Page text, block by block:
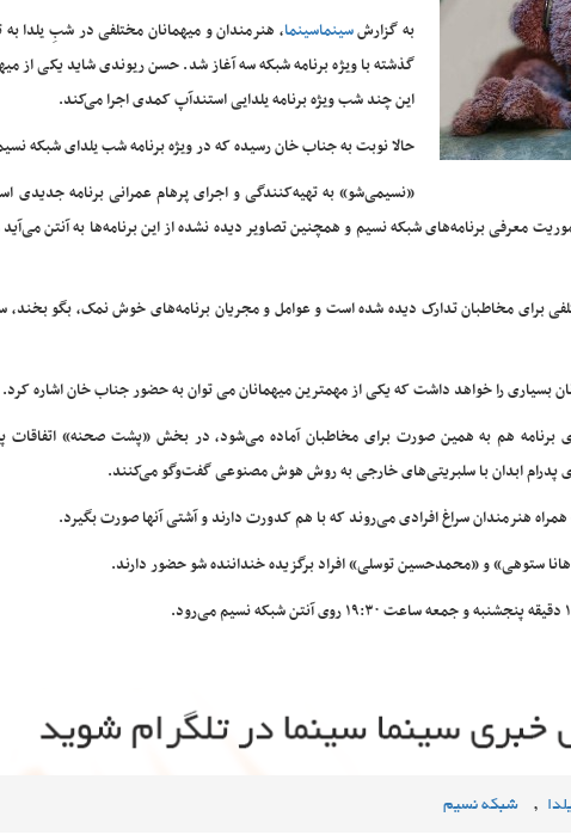
به گزارشسینماسینما، هنرمندان و میهمانان مختلفی در شبِ یلدا
گذشته با ویژه برنامه شبکه سه آغاز شد. حسن ریوندی شاید یکی از
این چند شب ویژه برنامه یلدایی استندآپ کمدی اجرا می‌کند.
حالا نوبت به جناب خان رسیده که در ویژه برنامه شب یلدای شبکه
«نسیمی‌شو» به تهیه‌کنندگی و اجرای پرهام عمرانی برنامه جدیدی
معرفی برنامه‌های شبکه نسیم و همچنین تصاویر دیده نشده از این برنامه‌ها به آنتن می‌آید
برای مخاطبان تدارک دیده شده است و عوامل و مجریان برنامه‌های خوش نمک، بگو بخند،
بسیاری را خواهد داشت که یکی از مهمترین میهمانان می توان به حضور جناب خان اشاره کرد.
هم به همین صورت برای مخاطبان آماده می‌شود، در بخش «پشت صحنه» اتفاقات
پدرام ابدان با سلبریتی‌های خارجی به روش هوش مصنوعی گفت‌وگو می‌کنند.
هنرمندان سراغ افرادی می‌روند که با هم کدورت دارند و آشتی آنها صورت بگیرد.
ستوهی» و «محمدحسین توسلی» افراد برگزیده خنداننده شو حضور دارند.
, شبکه نسیم